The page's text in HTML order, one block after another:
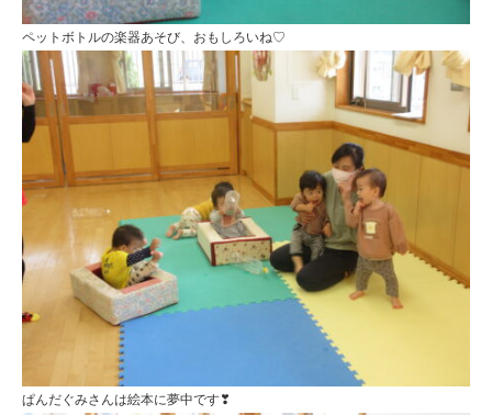
携
型
認
定
こ
ど
も
園
ひ
ペットボトルの楽器あそび、おもしろいね♡
ぱんだぐみさんは絵本に夢中です❣